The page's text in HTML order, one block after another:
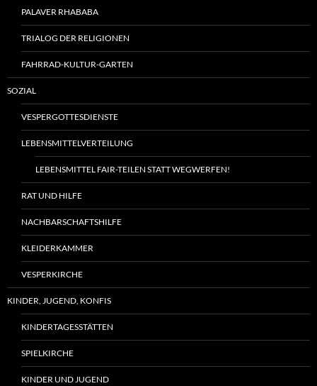
PALAVER RHABABA
TRIALOG DER RELIGIONEN
FAHRRAD-KULTUR-GARTEN
SOZIAL
VESPERGOTTESDIENSTE
LEBENSMITTELVERTEILUNG
LEBENSMITTEL FAIR-TEILEN STATT WEGWERFEN!
RAT UND HILFE
NACHBARSCHAFTSHILFE
KLEIDERKAMMER
VESPERKIRCHE
KINDER, JUGEND, KONFIS
KINDERTAGESSTÄTTEN
SPIELKIRCHE
KINDER UND JUGEND